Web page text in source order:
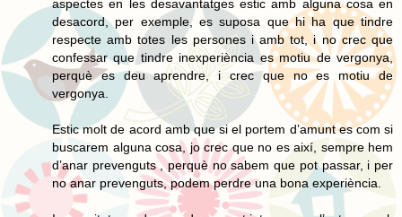
aspectes en les desavantatges estic amb alguna cosa en
desacord, per exemple, es suposa que hi ha que tindre
respecte amb totes les persones i amb tot, i no crec que
confessar que tindre inexperiència es motiu de vergonya,
perquè es deu aprendre, i crec que no es motiu de
vergonya.
Estic molt de acord amb que si el portem d’amunt es com si
buscarem alguna cosa, jo crec que no es així, sempre hem
d’anar prevenguts , perquè no sabem que pot passar, i per
no anar prevenguts, podem perdre una bona experiència.